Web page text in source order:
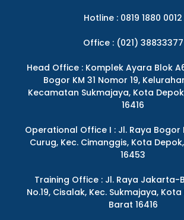
Hotline : 0819 1880 0012
Office : (021) 38833377
Head Office : Komplek Ayara Blok
Bogor KM 31 Nomor 19,
Kecamatan Sukmajaya, Kota
16416
Operational Office I : Jl. Raya Bogor
Curug, Kec. Cimanggis, Kota
16453
Training Office : Jl. Raya Jakarta-
No.19, Cisalak, Kec. Sukmajaya,
Barat 16416